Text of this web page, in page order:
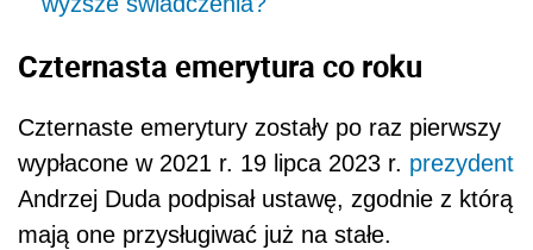
Czternasta emerytura co roku
Czternaste emerytury zostały po raz pierwszy
wypłacone w 2021 r. 19 lipca 2023 r. prezydent
Andrzej Duda podpisał ustawę, zgodnie z którą
mają one przysługiwać już na stałe.